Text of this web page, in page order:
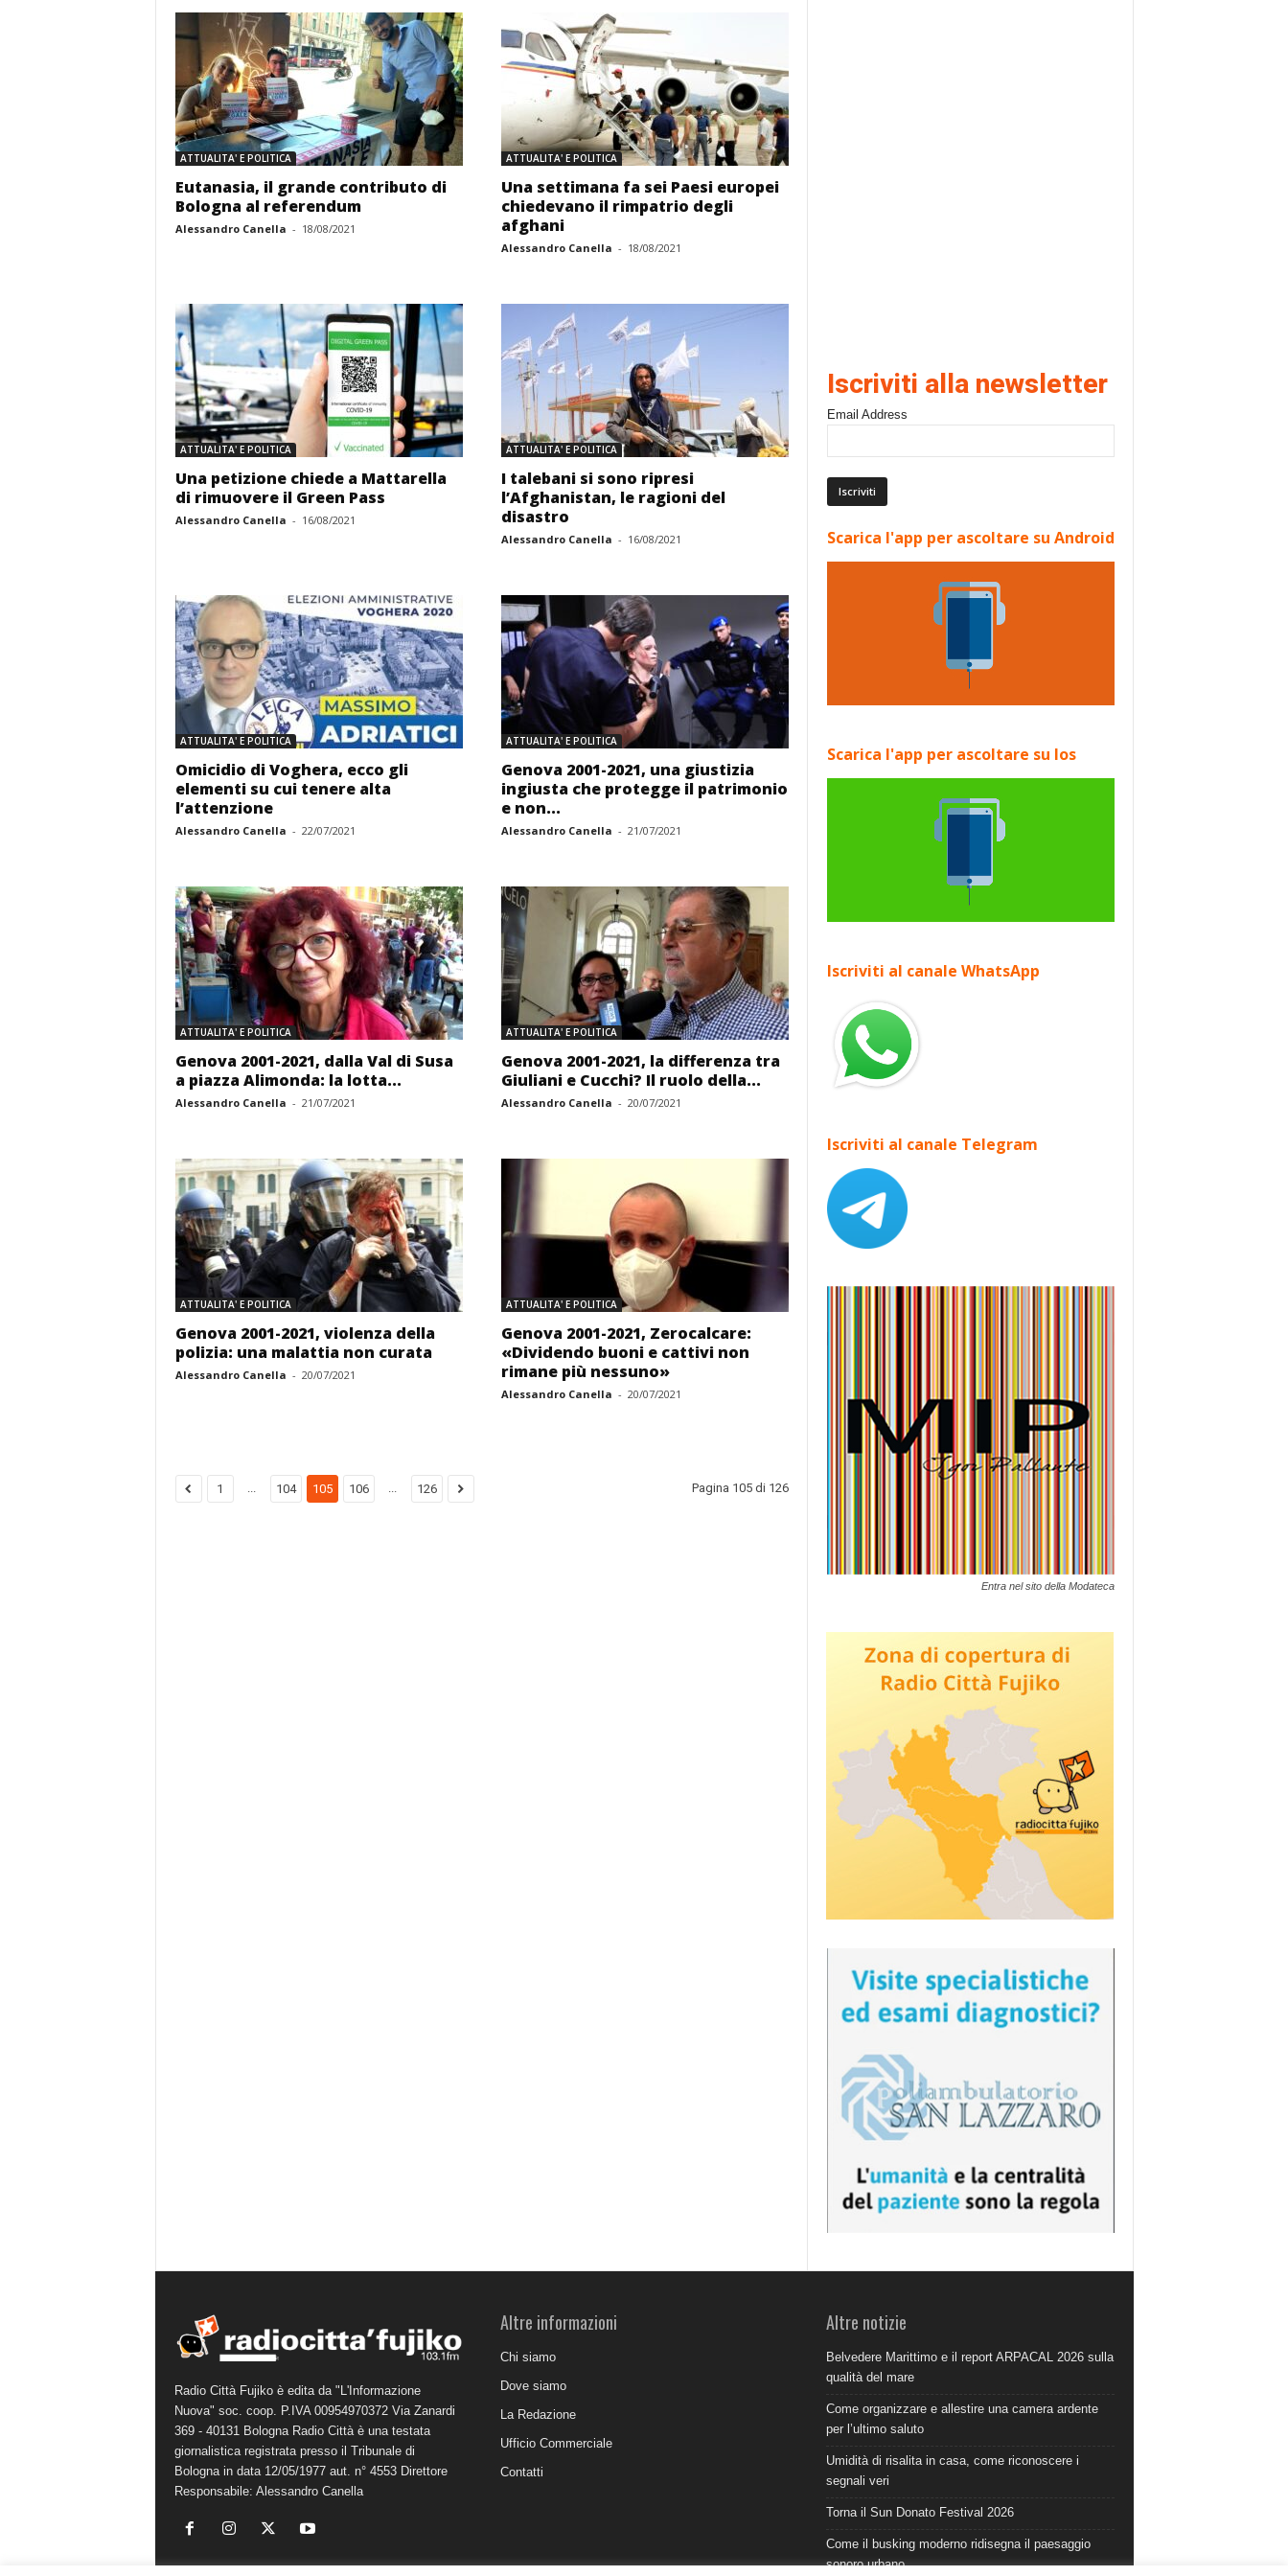
ATTUALITA' E POLITICA
Eutanasia, il grande contributo di
Bologna al referendum
Alessandro Canella - 18/08/2021
ATTUALITA' E POLITICA
Una settimana fa sei Paesi europei
chiedevano il rimpatrio degli
afghani
Alessandro Canella - 18/08/2021
ATTUALITA' E POLITICA
Una petizione chiede a Mattarella
di rimuovere il Green Pass
Alessandro Canella - 16/08/2021
ATTUALITA' E POLITICA
I talebani si sono ripresi
l’Afghanistan, le ragioni del
disastro
Alessandro Canella - 16/08/2021
ATTUALITA' E POLITICA
Omicidio di Voghera, ecco gli
elementi su cui tenere alta
l’attenzione
Alessandro Canella - 22/07/2021
ATTUALITA' E POLITICA
Genova 2001-2021, una giustizia
ingiusta che protegge il patrimonio
e non...
Alessandro Canella - 21/07/2021
ATTUALITA' E POLITICA
Genova 2001-2021, dalla Val di Susa
a piazza Alimonda: la lotta...
Alessandro Canella - 21/07/2021
ATTUALITA' E POLITICA
Genova 2001-2021, la differenza tra
Giuliani e Cucchi? Il ruolo della...
Alessandro Canella - 20/07/2021
ATTUALITA' E POLITICA
Genova 2001-2021, violenza della
polizia: una malattia non curata
Alessandro Canella - 20/07/2021
ATTUALITA' E POLITICA
Genova 2001-2021, Zerocalcare:
«Dividendo buoni e cattivi non
rimane più nessuno»
Alessandro Canella - 20/07/2021
1 ... 104 105 106 ... 126 Pagina 105 di 126
Iscriviti alla newsletter
Email Address
Scarica l'app per ascoltare su Android
Scarica l'app per ascoltare su Ios
Iscriviti al canale WhatsApp
Iscriviti al canale Telegram
Entra nel sito della Modateca
Radio Città Fujiko è edita da "L'Informazione
Nuova" soc. coop. P.IVA 00954970372 Via Zanardi
369 - 40131 Bologna Radio Città è una testata
giornalistica registrata presso il Tribunale di
Bologna in data 12/05/1977 aut. n° 4553 Direttore
Responsabile: Alessandro Canella
Altre informazioni
Chi siamo
Dove siamo
La Redazione
Ufficio Commerciale
Contatti
Altre notizie
Belvedere Marittimo e il report ARPACAL 2026 sulla
qualità del mare
Come organizzare e allestire una camera ardente
per l’ultimo saluto
Umidità di risalita in casa, come riconoscere i
segnali veri
Torna il Sun Donato Festival 2026
Come il busking moderno ridisegna il paesaggio
sonoro urbano